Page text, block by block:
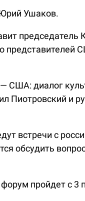
Ушаков.
США: диалог
Пиотровский и
встречи с
обсудить
пройдет с 3